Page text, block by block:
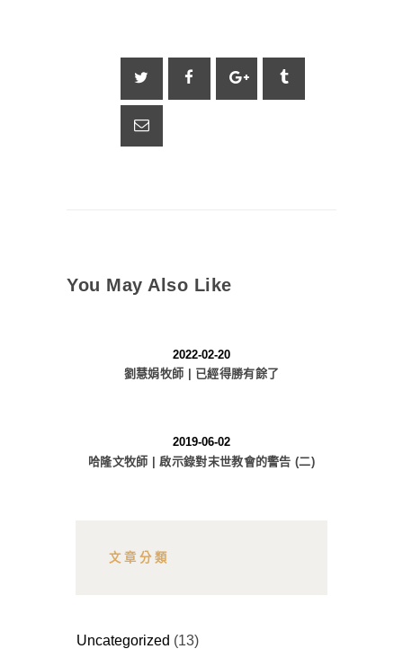
You May Also Like
2022-02-20
劉慧娟牧師 | 已經得勝有餘了
2019-06-02
哈隆文牧師 | 啟示錄對末世教會的警告 (二)
文章分類
Uncategorized (13)